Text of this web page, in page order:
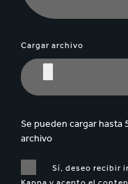
Cargar archivo
Se pueden cargar hasta
archivo
Sí, deseo recibir